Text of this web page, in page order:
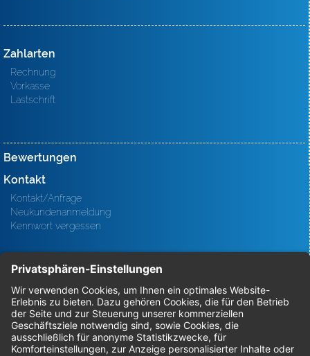
Zahlarten
Rechnung
Vorkasse
Lastschrift
Bewertungen
Kontakt
Kontakt/Anfrage
Neukundenanmeldung
Kennwort vergessen
Bestellungen
Sendung verfolgen